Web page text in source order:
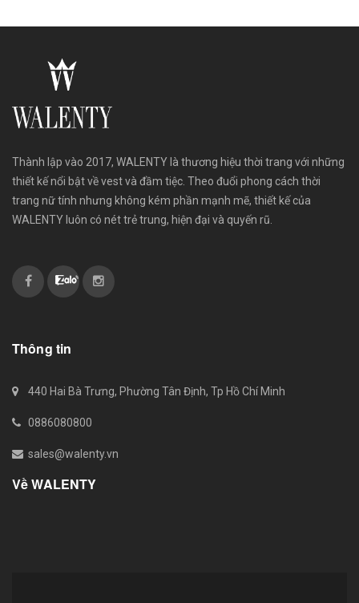
Thành lập vào 2017, WALENTY là thương hiệu thời trang với những
thiết kế nổi bật về vest và đầm tiệc. Theo đuổi phong cách thời
trang nữ tính nhưng không kém phần mạnh mẽ, thiết kế của
WALENTY luôn có nét trẻ trung, hiện đại và quyến rũ.
Thông tin
440 Hai Bà Trưng, Phường Tân Định, Tp Hồ Chí Minh
0886080800
sales@walenty.vn
Về WALENTY